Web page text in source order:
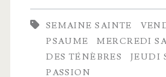
vie
et
la
SEMAINE SAINTE
PSAUME
MERCREDI
DES TÉNÈBRES
JEUDI
PASSION